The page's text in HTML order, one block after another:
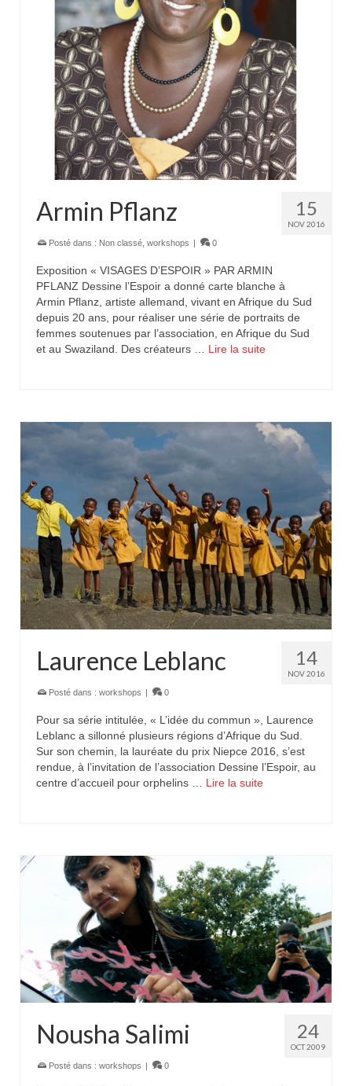
15
NOV 2016
Armin Pflanz
Posté dans : Non classé workshops 0
Exposition « VISAGES D’ESPOIR » PAR ARMIN
PFLANZ Dessine l’Espoir a donné carte blanche à
Armin Pflanz, artiste allemand, vivant en Afrique du Sud
depuis 20 ans, pour réaliser une série de portraits de
femmes soutenues par l’association, en Afrique du Sud
et au Swaziland. Des créateurs … Lire la suite
14
NOV 2016
Laurence Leblanc
Posté dans : workshops | 0
Pour sa série intitulée, « L’idée du commun », Laurence
Leblanc a sillonné plusieurs régions d’Afrique du Sud.
Sur son chemin, la lauréate du prix Niepce 2016, s’est
rendue, à l’invitation de l’association Dessine l’Espoir, au
centre d’accueil pour orphelins … Lire la suite
24
OCT 2009
Nousha Salimi
Posté dans : workshops 0